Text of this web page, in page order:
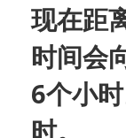
现在距
时间会
6个小
时。